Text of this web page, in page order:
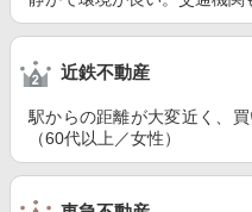
近鉄不動産
駅からの距離が大変近く、
（60代以上／女性）